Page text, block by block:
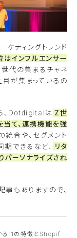
ケティングトレンド
はインフルエンサー
世代の集まるチャネ
目が集まっているの
、Dotdigitalは Z世
て、連携機能を強
統合や、セグメント
できるなど、
リタ
パーソナライズされ
もありますので、
11の特徴とShopif